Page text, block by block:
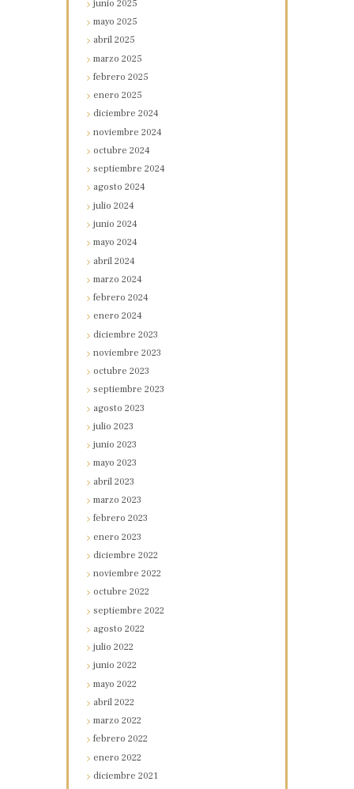
junio2025
mayo2025
abril2025
marzo2025
febrero2025
enero2025
diciembre2024
noviembre2024
octubre2024
septiembre2024
agosto2024
julio2024
junio2024
mayo2024
abril2024
marzo2024
febrero2024
enero2024
diciembre2023
noviembre2023
octubre2023
septiembre2023
agosto2023
julio2023
junio2023
mayo2023
abril2023
marzo2023
febrero2023
enero2023
diciembre2022
noviembre2022
octubre2022
septiembre2022
agosto2022
julio2022
junio2022
mayo2022
abril2022
marzo2022
febrero2022
enero2022
diciembre2021